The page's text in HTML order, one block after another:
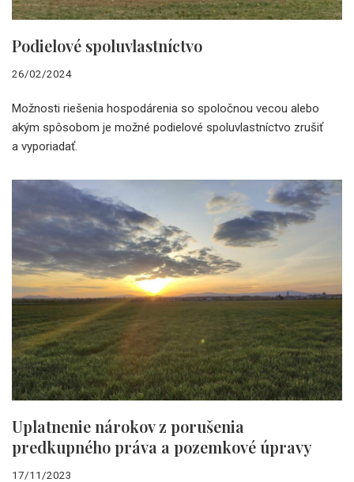
Podielové spoluvlastníctvo
26/02/2024
Možnosti riešenia hospodárenia so spoločnou vecou alebo
akým spôsobom je možné podielové spoluvlastníctvo zrušiť
a vyporiadať.
Uplatnenie nárokov z porušenia
predkupného práva a pozemkové úpravy
17/11/2023